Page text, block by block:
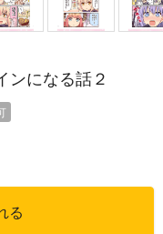
ンになる話２
る